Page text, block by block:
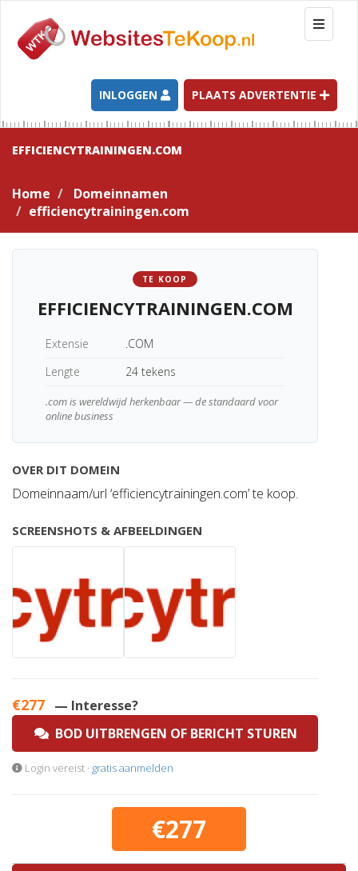
T
o
g
l
e
n
t
i
INLOGGEN PLAATS ADVERTENTIE
EFFICIENCYTRAININGEN.COM
Home
Domeinnamen
efficiencytrainingen.com
TE KOOP
EFFICIENCYTRAININGEN.COM
Extensie
.COM
Lengte
24 tekens
.com is wereldwijd herkenbaar — de standaard voor
online business
OVER DIT DOMEIN
Domeinnaam/url ‘efficiencytrainingen.com’ te koop.
SCREENSHOTS & AFBEELDINGEN
€277 — Interesse?
BOD UITBRENGEN OF BERICHT STUREN
Login vereist · gratis aanmelden
€277